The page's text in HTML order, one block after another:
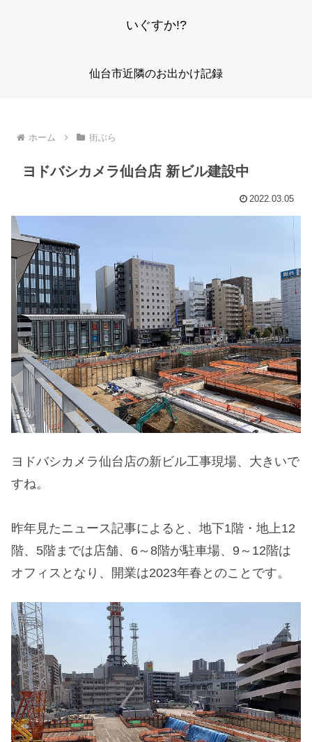
いぐすか!?
仙台市近隣のお出かけ記録
ホーム 街ぶら
ヨドバシカメラ仙台店 新ビル建設中
2022.03.05
ヨドバシカメラ仙台店の新ビル工事現場、大きいで
すね。
昨年見たニュース記事によると、地下1階・地上12
階、5階までは店舗、6～8階が駐車場、9～12階は
オフィスとなり、開業は2023年春とのことです。